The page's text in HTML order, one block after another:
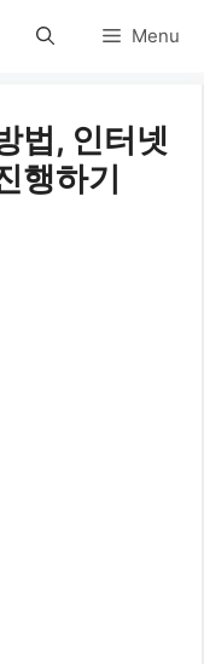
Menu
법, 인터넷
행하기